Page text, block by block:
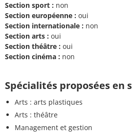
Section sport : non
Section européenne : oui
Section internationale : non
Section arts : oui
Section théâtre : oui
Section cinéma : non
Spécialités proposées en
Arts : arts plastiques
Arts : théâtre
Management et gestion